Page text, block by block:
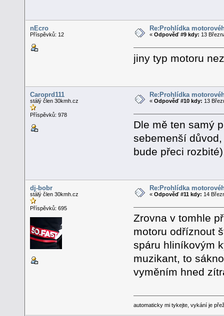
nEcro
Příspěvků: 12
Re:Prohlídka
«Odpověď #9 kdy: 13
jiny typ motoru
Caroprd111
stálý člen 30kmh.cz
Příspěvků: 978
Re:Prohlídka
«Odpověď #10 kdy: 13
Dle mě ten samý
sebemenší
bude přeci
dj-bobr
stálý člen 30kmh.cz
Příspěvků: 695
Re:Prohlídka
«Odpověď #11 kdy: 14
Zrovna v tomhle
motoru odříznout
spáru hliníkovým
muzikant, to
vyměním hned
automaticky mi tykejte, vykání je